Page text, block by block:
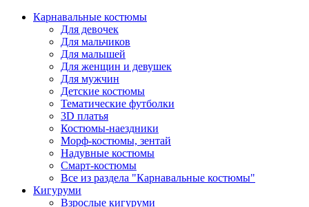
Карнавальные костюмы
Для девочек
Для мальчиков
Для малышей
Для женщин и девушек
Для мужчин
Детские костюмы
Тематические футболки
3D платья
Костюмы-наездники
Морф-костюмы, зентай
Надувные костюмы
Смарт-костюмы
Все из раздела "Карнавальные костюмы"
Кигуруми
Взрослые кигуруми